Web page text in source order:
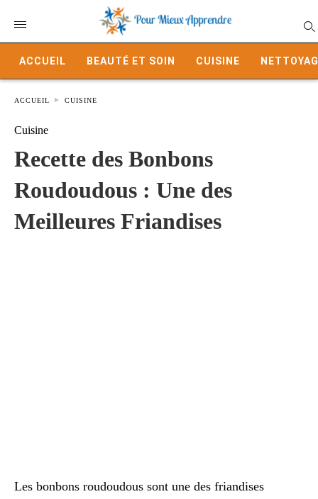
ACCUEIL BEAUTÉ ET SOIN CUISINE
ACCUEIL CUISINE
Cuisine
Recette des Bonbons
Roudoudous : Une des
Meilleures Friandises
Les bonbons roudoudous sont une des friandises